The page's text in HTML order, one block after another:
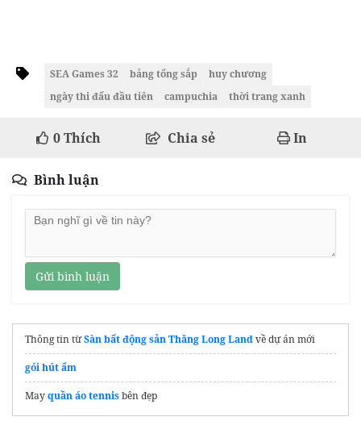
SEA Games 32 bảng tổng sắp
huy chương
ngày thi đấu đầu tiên
campuchia thời trang xanh
0Thích Chia sẻ In
Bình luận
Gửi bình luận
Thông tin từSàn bất động sản Thăng Long Landvề dự án mới
gói hút ẩm
Mayquần áo tennisbên đẹp